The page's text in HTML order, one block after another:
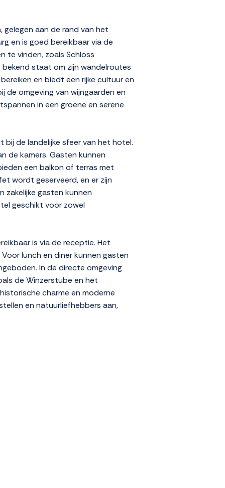
aan de rand van het
en is goed bereikbaar via de
te vinden, zoals Schloss
staat om zijn wandelroutes
en biedt een rijke cultuur en
de omgeving van wijngaarden en
in een groene en serene
bij de landelijke sfeer van het hotel.
de kamers. Gasten kunnen
een balkon of terras met
wordt geserveerd, en er zijn
zakelijke gasten kunnen
geschikt voor zowel
is via de receptie. Het
lunch en diner kunnen gasten
In de directe omgeving
de Winzerstube en het
charme en moderne
en natuurliefhebbers aan,